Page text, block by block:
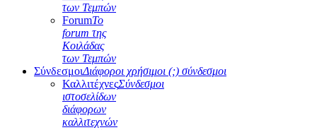
των Τεμπών
ForumΤο
forum της
Κοιλάδας
των Τεμπών
ΣύνδεσμοιΔιάφοροι χρήσιμοι (;) σύνδεσμοι
ΚαλλιτέχνεςΣύνδεσμοι
ιστοσελίδων
διάφορων
καλλιτεχνών